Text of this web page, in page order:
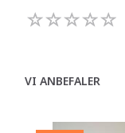
VI ANBEFALER